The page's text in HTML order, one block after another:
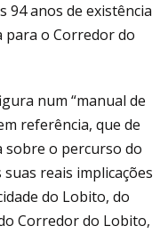
94 anos de existência
o Corredor do
num “manual de
referência, que de
sobre o percurso do
reais implicações
do Lobito, do
Corredor do Lobito,